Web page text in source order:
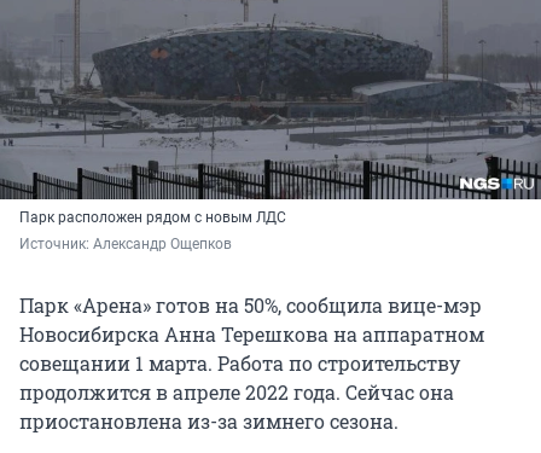
Парк расположен рядом с новым ЛДС
Источник: Александр Ощепков
Парк «Арена» готов на 50%, сообщила вице-мэр
Новосибирска Анна Терешкова на аппаратном
совещании 1 марта. Работа по строительству
продолжится в апреле 2022 года. Сейчас она
приостановлена из-за зимнего сезона.